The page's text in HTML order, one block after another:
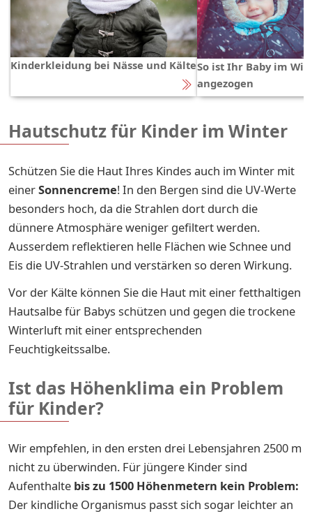
Kinderkleidung bei Nässe und KälteSo ist Ihr Baby im
angezogen
Hautschutz für Kinder im Winter
Schützen Sie die Haut Ihres Kindes auch im Winter mit
einerSonnencreme! In den Bergen sind die UV-Werte
besonders hoch, da die Strahlen dort durch die
dünnere Atmosphäre weniger gefiltert werden.
Ausserdem reflektieren helle Flächen wie Schnee und
Eis die UV-Strahlen und verstärken so deren Wirkung.
Vor der Kälte können Sie die Haut mit einer fetthaltigen
Hautsalbe für Babys schützen und gegen die trockene
Winterluft mit einer entsprechenden
Feuchtigkeitssalbe.
Ist das Höhenklima ein Problem
für Kinder?
Wir empfehlen, in den ersten drei Lebensjahren 2500 m
nicht zu überwinden. Für jüngere Kinder sind
Aufenthalte bis zu 1500 Höhenmetern kein Problem:
Der kindliche Organismus passt sich sogar leichter an